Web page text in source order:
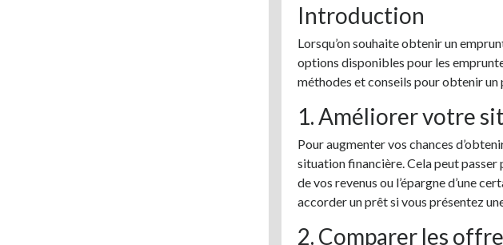
Introduction
Lorsqu’on souhaite obtenir un
options disponibles pour les
méthodes et conseils pour obtenir
1. Améliorer votre
Pour augmenter vos chances
situation financière. Cela peut
de vos revenus ou l’épargne d’une
accorder un prêt si vous présentez
2. Comparer les